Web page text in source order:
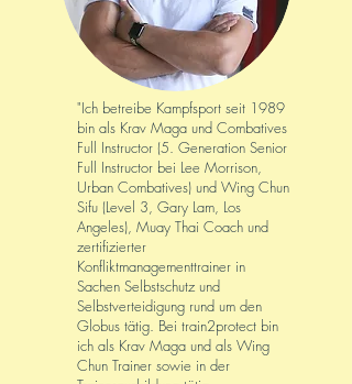
"Ich betreibe Kampfsport seit 1989
bin als Krav Maga und Combatives
Full Instructor (5. Generation Senior
Full Instructor bei Lee Morrison,
Urban Combatives) und Wing Chun
Sifu (Level 3, Gary Lam, Los
Angeles), Muay Thai Coach und
zertifizierter
Konfliktmanagementtrainer in
Sachen Selbstschutz und
Selbstverteidigung rund um den
Globus tätig. Bei train2protect bin
ich als Krav Maga und als Wing
Chun Trainer sowie in der